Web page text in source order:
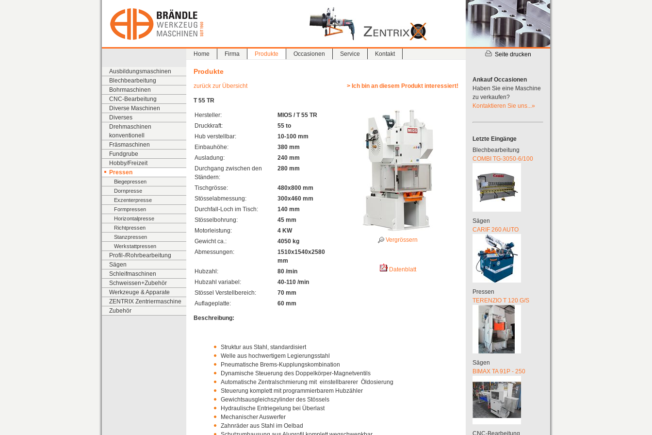
Home Firma Produkte Occasionen Service Kontakt Seite drucken
Ausbildungsmaschinen
Blechbearbeitung
Bohrmaschinen
CNC-Bearbeitung
Diverse Maschinen
Diverses
Drehmaschinen
konventionell
Fräsmaschinen
Fundgrube
Hobby/Freizeit
Pressen
Biegepressen
Dornpresse
Exzenterpresse
Formpressen
Horizontalpresse
Richtpressen
Stanzpressen
Werkstattpressen
Profil-/Rohrbearbeitung
Sägen
Schleifmaschinen
Schweissen+Zubehör
Werkzeuge & Apparate
ZENTRIX Zentriermaschine
Zubehör
Produkte
zurück zur Übersicht > Ich bin an diesem Produkt interessiert!
T 55 TR
Hersteller:
MIOS / T 55 TR
Druckkraft:
55 to
Hub verstellbar:
10-100 mm
Einbauhöhe:
380 mm
Ausladung:
240 mm
Durchgang zwischen den
Ständern:
280 mm
Tischgrösse:
480x800 mm
Stösselabmessung:
300x460 mm
Durchfall-Loch im Tisch:
140 mm
Stösselbohrung:
45 mm
Motorleistung:
4 KW
Gewicht ca.:
4050 kg
Abmessungen:
1510x1540x2580
mm
Hubzahl:
80 /min
Hubzahl variabel:
40-110 /min
Stössel Verstellbereich:
70 mm
Auflageplatte:
60 mm
Vergrössern
Datenblatt
Beschreibung:
Struktur aus Stahl, standardisiert
Welle aus hochwertigem Legierungsstahl
Pneumatische Brems-Kupplungskombination
Dynamische Steuerung des Doppelkörper-Magnetventils
Automatische Zentralschmierung mit einstellbarerer Öldosierung
Steuerung komplett mit programmierbarem Hubzähler
Gewichtsausgleichszylinder des Stössels
Hydraulische Entriegelung bei Überlast
Mechanischer Auswerfer
Zahnräder aus Stahl im Oelbad
Ankauf Occasionen
Haben Sie eine Maschine
zu verkaufen?
Kontaktieren Sie uns...»
Letzte Eingänge
Blechbearbeitung
COMBI TG-3050-6/100
Sägen
CARIF 260 AUTO
Pressen
TERENZIO T 120 G/S
Sägen
BIMAX TA 91P - 250
CNC-Bearbeitung